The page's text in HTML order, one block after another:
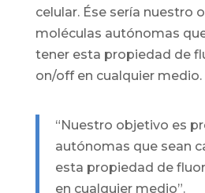
celular. Ése sería nuestro
moléculas autónomas
tener esta propiedad de
on/off en cualquier medio.
“Nuestro objetivo es
autónomas que sean
esta propiedad de
en cualquier medio”.